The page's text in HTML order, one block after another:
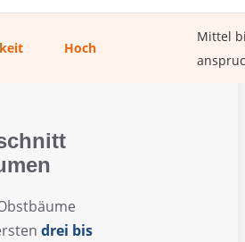
Hoch
Mittel
drei bis